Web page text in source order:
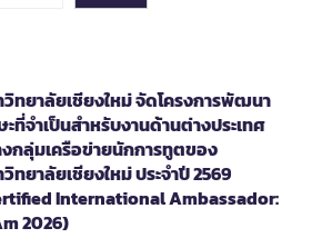
ทยาลัยเชียงใหม่ จัดโครงการพัฒนา
ที่จำเป็นสำหรับงานด้านต่างประเทศ
กลุ่มเครือข่ายนักการทูตของ
ทยาลัยเชียงใหม่ ประจำปี 2569
International Ambassador:
2026)